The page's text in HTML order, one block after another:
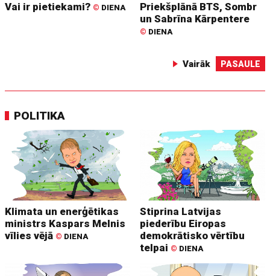
Vai ir pietiekami? © DIENA
Priekšplānā BTS, Sombr
un Sabrīna Kārpentere
© DIENA
Vairāk PASAULE
POLITIKA
Klimata un enerģētikas
ministrs Kaspars Melnis
vīlies vējā © DIENA
Stiprina Latvijas
piederību Eiropas
demokrātisko vērtību
telpai © DIENA